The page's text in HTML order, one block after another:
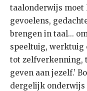
taalonderwijs moet
gevoelens,
brengen in taal...
speeltuig, werktuig
tot zelfverkenning,
geven aan jezelf.’
dergelijk onderwijs